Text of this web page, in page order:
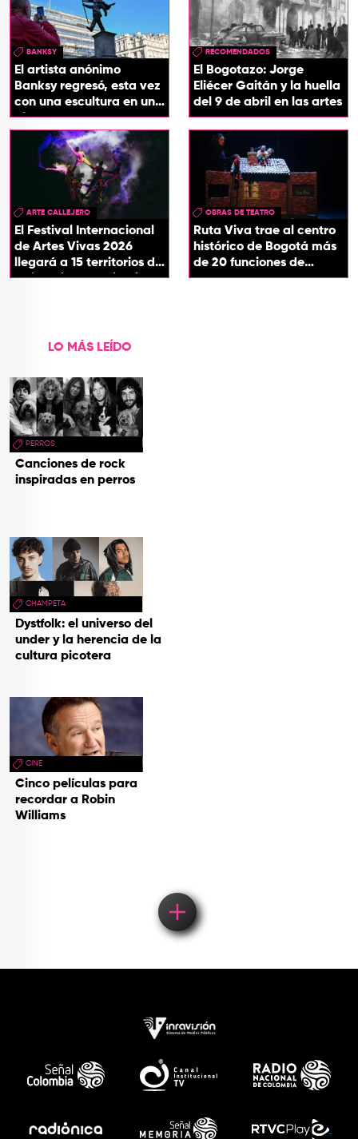
BANKSY
El artista anónimo
Banksy regresó, esta vez
con una escultura en una
plaza de Londres
RECOMENDADOS
El Bogotazo: Jorge
Eliécer Gaitán y la huella
del 9 de abril en las artes
ARTE CALLEJERO
El Festival Internacional
de Artes Vivas 2026
llegará a 15 territorios de
Colombia con ‘Circuitos
OBRAS DE TEATRO
Ruta Viva trae al centro
histórico de Bogotá más
de 20 funciones de
teatro
LO MÁS LEÍDO
PERROS
Canciones de rock
inspiradas en perros
CHAMPETA
Dystfolk: el universo del
under y la herencia de la
cultura picotera
CINE
Cinco películas para
recordar a Robin
Williams